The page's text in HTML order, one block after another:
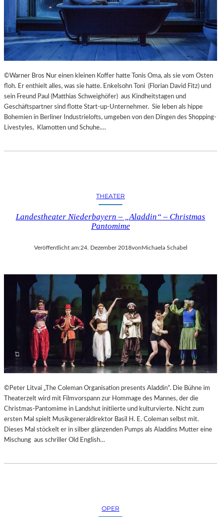
©Warner Bros Nur einen kleinen Koffer hatte Tonis Oma, als sie vom Osten
floh. Er enthielt alles, was sie hatte. Enkelsohn Toni (Florian David Fitz) und
sein Freund Paul (Matthias Schweighöfer) aus Kindheitstagen und
Geschäftspartner sind flotte Start-up-Unternehmer. Sie leben als hippe
Bohemien in Berliner Industrielofts, umgeben von den Dingen des Shopping-
Livestyles, Klamotten und Schuhe.…
THEATER
Landestheater Niederbayern – „Aladdin“ – Christmas
Pantomime
Veröffentlicht am:24. Dezember 2018vonMichaela Schabel
©Peter Litvai „The Coleman Organisation presents Aladdin“. Die Bühne im
Theaterzelt wird mit Filmvorspann zur Hommage des Mannes, der die
Christmas-Pantomime in Landshut initiierte und kulturvierte. Nicht zum
ersten Mal spielt Musikgeneraldirektor Basil H. E. Coleman selbst mit.
Dieses Mal stöckelt er in silber glänzenden Pumps als Aladdins Mutter eine
Mischung aus schriller Old English…
OPER